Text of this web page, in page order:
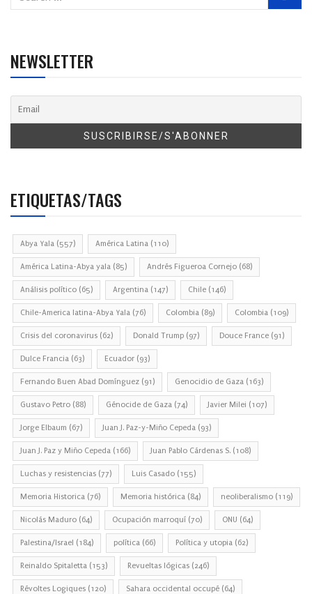
NEWSLETTER
ETIQUETAS/TAGS
Abya Yala (557) América Latina (110)
América Latina-Abya yala (85) Andrés Figueroa Cornejo (68)
Análisis político (65) Argentina (147) Chile (146)
Chile-America latina-Abya Yala (76) Colombia (89) Colombia (109)
Crisis del coronavirus (62) Donald Trump (97) Douce France (91)
Dulce Francia (63) Ecuador (93)
Fernando Buen Abad Domínguez (91) Genocidio de Gaza (163)
Gustavo Petro (88) Génocide de Gaza (74) Javier Milei (107)
Jorge Elbaum (67) Juan J. Paz-y-Miño Cepeda (93)
Juan J. Paz y Miño Cepeda (166) Juan Pablo Cárdenas S. (108)
Luchas y resistencias (77) Luis Casado (155)
Memoria Historica (76) Memoria histórica (84) neoliberalismo (119)
Nicolás Maduro (64) Ocupación marroquí (70) ONU (64)
Palestina/Israel (184) política (66) Política y utopia (62)
Reinaldo Spitaletta (153) Revueltas lógicas (246)
Révoltes Logiques (120) Sahara occidental occupé (64)